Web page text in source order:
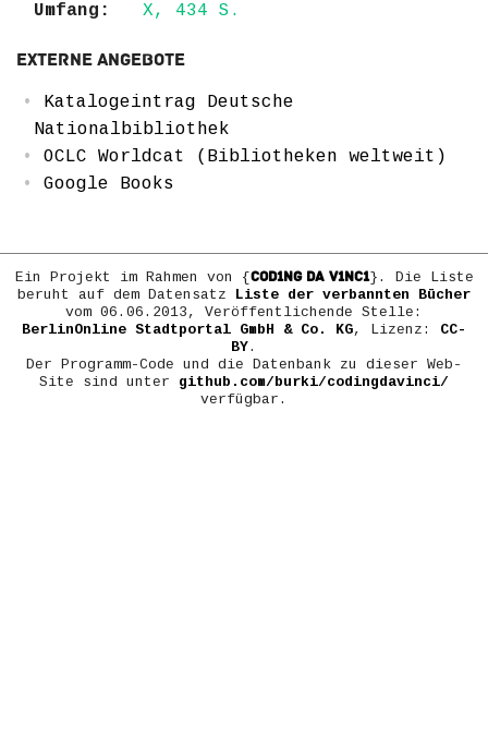
Umfang:
X, 434 S.
Externe Angebote
Katalogeintrag Deutsche
Nationalbibliothek
OCLC Worldcat (Bibliotheken weltweit)
Google Books
Ein Projekt im Rahmen von {COD1NG DA V1NC1}. Die Liste
beruht auf dem Datensatz Liste der verbannten Bücher
vom 06.06.2013, Veröffentlichende Stelle:
BerlinOnline Stadtportal GmbH & Co. KG, Lizenz: CC-
BY.
Der Programm-Code und die Datenbank zu dieser Web-
Site sind unter github.com/burki/codingdavinci/
verfügbar.